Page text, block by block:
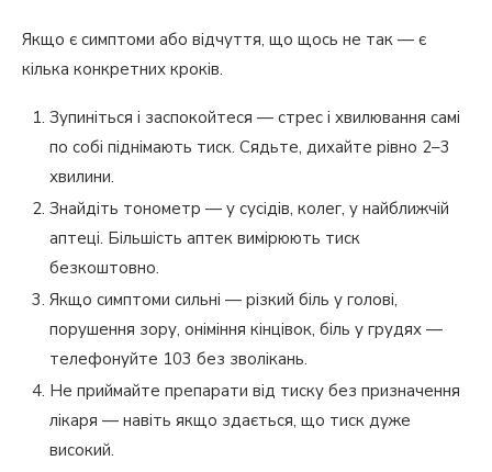
Якщо є симптоми або відчуття, що щось не так — є
кілька конкретних кроків.
Зупиніться і заспокойтеся — стрес і хвилювання самі
по собі піднімають тиск. Сядьте, дихайте рівно 2–3
хвилини.
Знайдіть тонометр — у сусідів, колег, у найближчій
аптеці. Більшість аптек вимірюють тиск
безкоштовно.
Якщо симптоми сильні — різкий біль у голові,
порушення зору, оніміння кінцівок, біль у грудях —
телефонуйте 103 без зволікань.
Не приймайте препарати від тиску без призначення
лікаря — навіть якщо здається, що тиск дуже
високий.